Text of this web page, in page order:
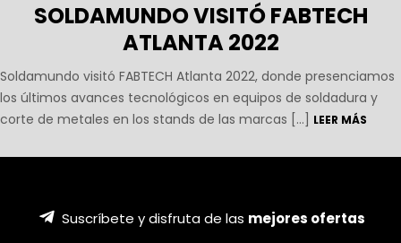
SOLDAMUNDO VISITÓ FABTECH
ATLANTA 2022
Soldamundo visitó FABTECH Atlanta 2022, donde presenciamos
los últimos avances tecnológicos en equipos de soldadura y
corte de metales en los stands de las marcas […]
LEER MÁS
Suscríbete y disfruta de las mejores ofertas